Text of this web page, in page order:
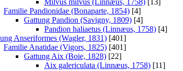
Milvus milvus (Linnæus, 1758) [13]
Familie Pandionidae (Bonaparte, 1854) [4]
Gattung Pandion (Savigny, 1809) [4]
Pandion haliaetus (Linnæus, 1758) [4]
Anseriformes (Wagler, 1831) [401]
Familie Anatidae (Vigors, 1825) [401]
Gattung Aix (Boie, 1828) [22]
Aix galericulata (Linnæus, 1758) [11]